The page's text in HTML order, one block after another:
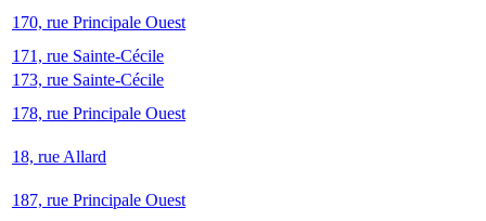
170, rue Principale Ouest
171, rue Sainte-Cécile
173, rue Sainte-Cécile
178, rue Principale Ouest
18, rue Allard
187, rue Principale Ouest